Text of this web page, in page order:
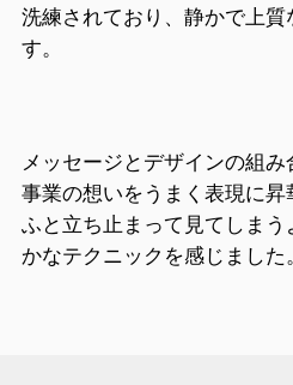
洗練されており、静かで上質
す。
メッセージとデザインの組
事業の想いをうまく表現に昇
ふと立ち止まって見てしま
かなテクニックを感じました